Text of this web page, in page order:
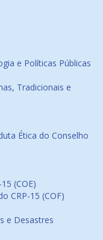
e Políticas Públicas
Tradicionais e
Ética do Conselho
(COE)
CRP-15 (COF)
e Desastres